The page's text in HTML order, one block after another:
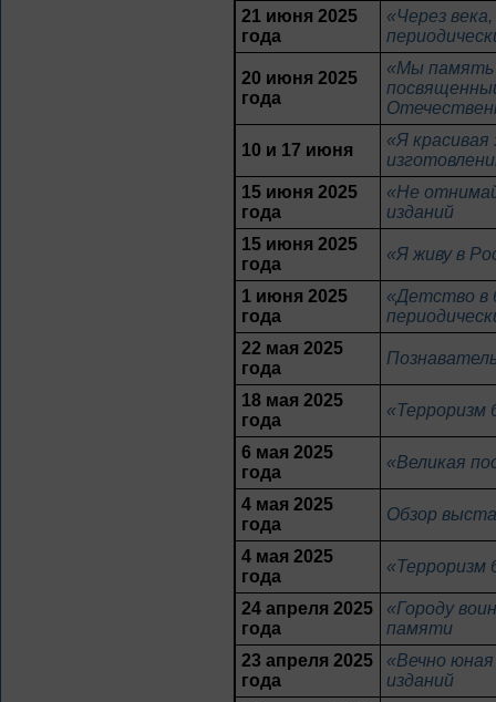
21 июня 2025
года
«Через
20 июня 2025
года
«Мы память
10 и 17 июня
«Я
15 июня 2025
года
«Не
изданий
15 июня 2025
года
«Я живу в
1 июня 2025
года
«Детство в
22 мая 2025
года
18 мая 2025
года
«Терроризм
6 мая 2025
года
«Великая
4 мая 2025
года
Обзор
4 мая 2025
года
«Терроризм
24 апреля 2025
года
«Городу
памяти
23 апреля 2025
года
«Вечно
изданий